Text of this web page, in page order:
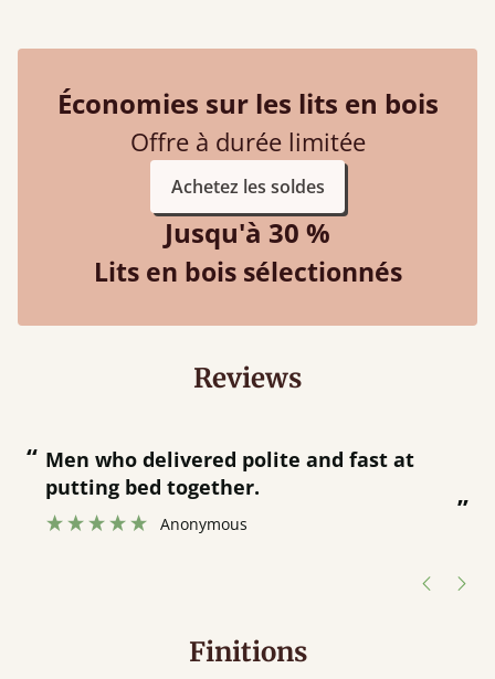
Économies sur les lits en bois
Offre à durée limitée
Achetez les soldes
Jusqu'à 30 %
Lits en bois sélectionnés
Reviews
“ Great bed - easy to assemble! Delivery
was great and able to track items and
was contacted when they were half an
Finitions